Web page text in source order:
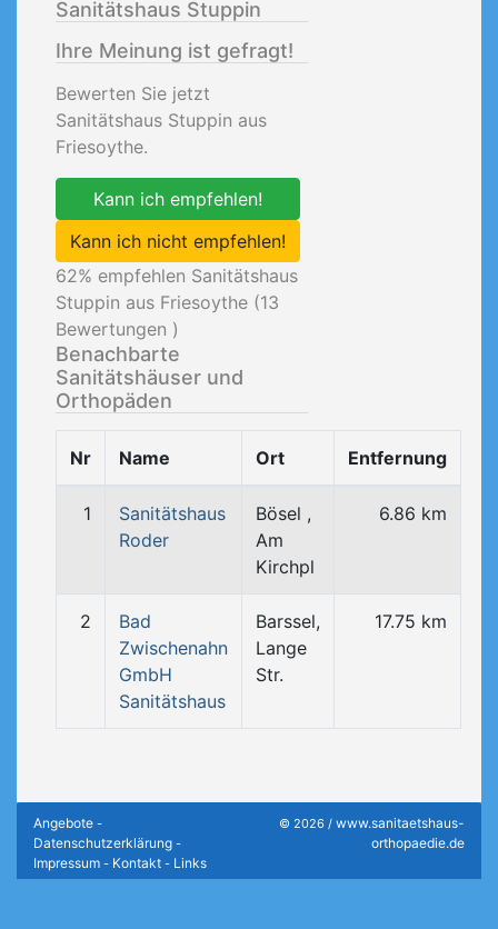
Sanitätshaus Stuppin
Ihre Meinung ist gefragt!
Bewerten Sie jetzt
Sanitätshaus Stuppin aus
Friesoythe.
Kann ich empfehlen!
Kann ich nicht empfehlen!
62% empfehlen Sanitätshaus
Stuppin aus Friesoythe (13
Bewertungen )
Benachbarte
Sanitätshäuser und
Orthopäden
Nr Name Ort Entfernung
1
Sanitätshaus
Roder
Bösel ,
Am
Kirchpl
6.86 km
2
Bad
Zwischenahn
GmbH
Sanitätshaus
Barssel,
Lange
Str.
17.75 km
Angebote -
Datenschutzerklärung -
Impressum - Kontakt - Links
© 2026 / www.sanitaetshaus-
orthopaedie.de